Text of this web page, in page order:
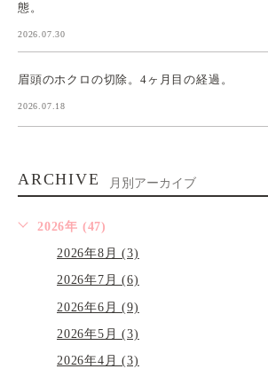
態。
2026.07.30
眉頭のホクロの切除。4ヶ月目の経過。
2026.07.18
ARCHIVE 月別アーカイブ
2026年 (47)
2026年8月 (3)
2026年7月 (6)
2026年6月 (9)
2026年5月 (3)
2026年4月 (3)